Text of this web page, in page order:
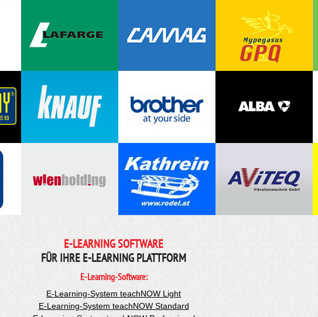
E-LEARNING SOFTWARE
FÜR IHRE E-LEARNING PLATTFORM
E-Learning-Software:
E-Learning-System teachNOW Light
E-Learning-System teachNOW Standard